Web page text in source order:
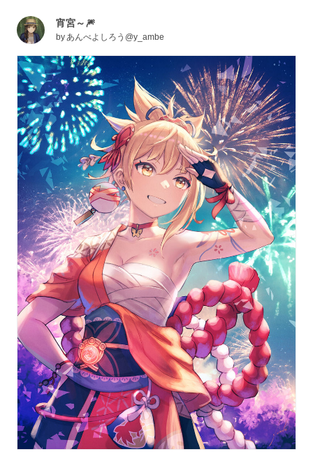
宵宮～🎆
byあんべよしろう@y_ambe